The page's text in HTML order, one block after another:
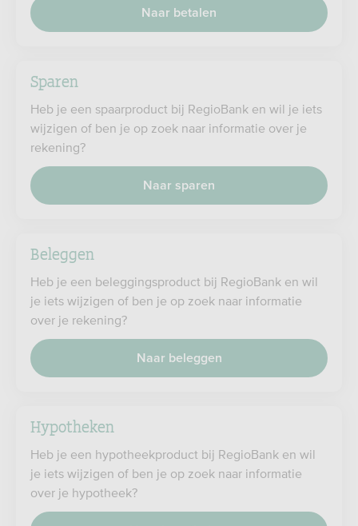
Naar betalen
Sparen
Heb je een spaarproduct bij RegioBank en wil je iets
wijzigen of ben je op zoek naar informatie over je
rekening?
Naar sparen
Beleggen
Heb je een beleggingsproduct bij RegioBank en wil
je iets wijzigen of ben je op zoek naar informatie
over je rekening?
Naar beleggen
Hypotheken
Heb je een hypotheekproduct bij RegioBank en wil
je iets wijzigen of ben je op zoek naar informatie
over je hypotheek?